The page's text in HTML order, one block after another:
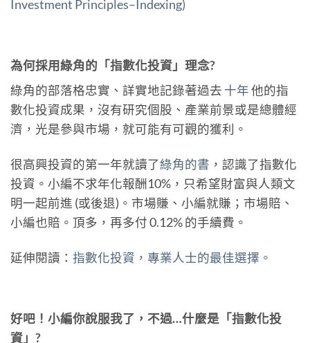
Investment Principles–Indexing)
為何採用綠角的「指數化投資」理念?
綠角的部落格忠實、詳實地記錄著過去 十年他的指
數化投資成果，沒有研究個股、產業前景或是總體經
濟，光是參與市場，就可能有可觀的獲利。
很高興投資的第一年就讀了綠角的書 ，認識了指數化
投資。小編不求年化報酬10%，只希望財富與人類文
明一起前進 (或後退)。市場賺、小編就賺；市場賠、
小編也賠。頂多，再多付 0.12% 的手續費。
延伸閱讀： 指數化投資，專業人士的最佳選擇。
好吧！小編你說服我了，不過…什麼是「指數化投
資」?